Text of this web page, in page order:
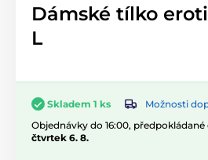
Dámské tílko
L
Skladem 1 ks
Možnosti
Objednávky do 16:00, předpokládané
čtvrtek 6. 8.